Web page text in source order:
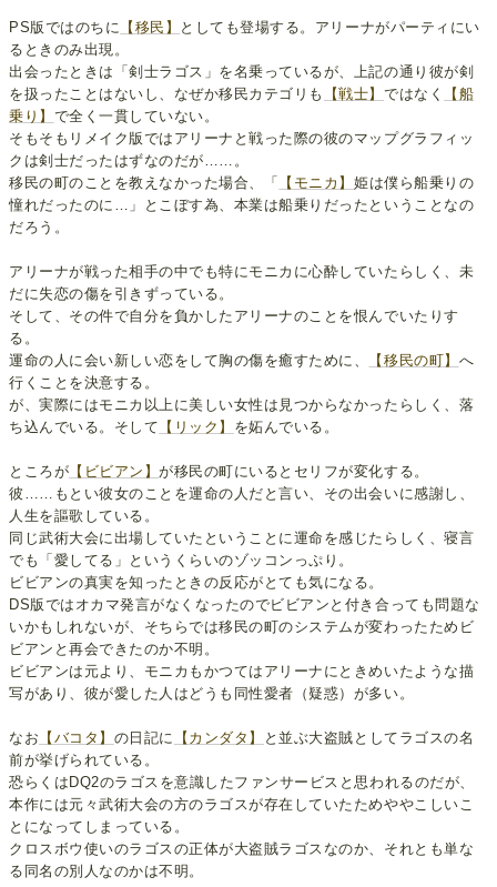
PS版ではのちに 【移民】
としても登場する。アリーナがパーティにい
るときのみ出現。
出会ったときは「剣士ラゴス」を名乗っているが、上記の通り彼が剣
を扱ったことはないし、なぜか移民カテゴリも
【戦士】ではなく
【船
乗り】 で全く一貫していない。
そもそもリメイク版ではアリーナと戦った際の彼のマップグラフィッ
クは剣士だったはずなのだが……。
移民の町のことを教えなかった場合、「
【モニカ】 姫は僕ら船乗りの
憧れだったのに…」とこぼす為、本業は船乗りだったということなの
だろう。
アリーナが戦った相手の中でも特にモニカに心酔していたらしく、未
だに失恋の傷を引きずっている。
そして、その件で自分を負かしたアリーナのことを恨んでいたりす
る。
運命の人に会い新しい恋をして胸の傷を癒すために、
【移民の町】 へ
行くことを決意する。
が、実際にはモニカ以上に美しい女性は見つからなかったらしく、落
ち込んでいる。そして 【リック】 を妬んでいる。
ところが 【ビビアン】が移民の町にいるとセリフが変化する。
彼……もとい彼女のことを運命の人だと言い、その出会いに感謝し、
人生を謳歌している。
同じ武術大会に出場していたということに運命を感じたらしく、寝言
でも「愛してる」というくらいのゾッコンっぷり。
ビビアンの真実を知ったときの反応がとても気になる。
DS版ではオカマ発言がなくなったのでビビアンと付き合っても問題な
いかもしれないが、そちらでは移民の町のシステムが変わったためビ
ビアンと再会できたのか不明。
ビビアンは元より、モニカもかつてはアリーナにときめいたような描
写があり、彼が愛した人はどうも同性愛者（疑惑）が多い。
なお 【バコタ】 の日記に 【カンダタ】
と並ぶ大盗賊としてラゴスの名
前が挙げられている。
恐らくはDQ2のラゴスを意識したファンサービスと思われるのだが、
本作には元々武術大会の方のラゴスが存在していたためややこしいこ
とになってしまっている。
クロスボウ使いのラゴスの正体が大盗賊ラゴスなのか、それとも単な
る同名の別人なのかは不明。